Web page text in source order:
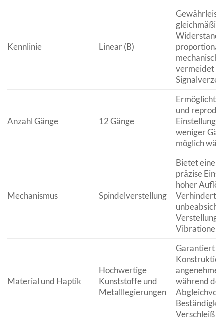
Kennlinie Linear (B)
proportional
vermeidet
Anzahl Gänge 12 Gänge
Ermöglicht
und
weniger
möglich
Mechanismus Spindelverstellung
Bietet eine
präzise
hoher
Verhindert
Vibrationen.
Material und Haptik
Hochwertige
Kunststoffe und
Metalllegierungen
Garantiert
angenehme
während des
Verschleiß